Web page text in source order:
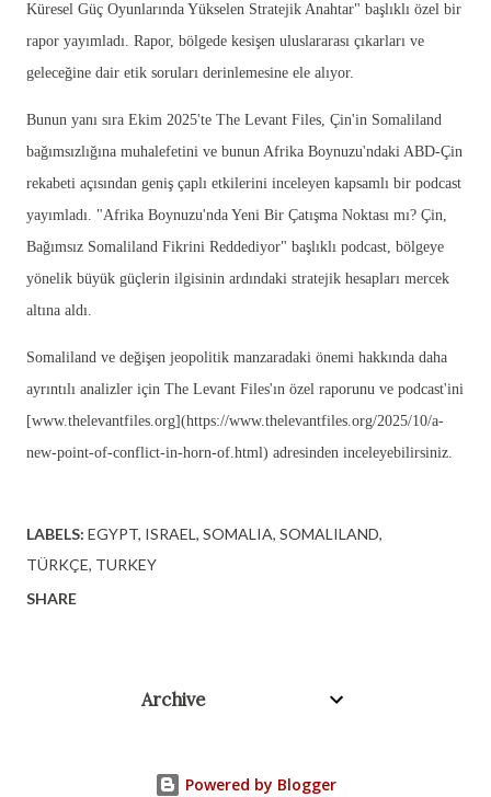
Küresel Güç Oyunlarında Yükselen Stratejik Anahtar" başlıklı özel bir
rapor yayımladı. Rapor, bölgede kesişen uluslararası çıkarları ve
geleceğine dair etik soruları derinlemesine ele alıyor.
Bunun yanı sıra Ekim 2025'te The Levant Files, Çin'in Somaliland
bağımsızlığına muhalefetini ve bunun Afrika Boynuzu'ndaki ABD-Çin
rekabeti açısından geniş çaplı etkilerini inceleyen kapsamlı bir podcast
yayımladı. "Afrika Boynuzu'nda Yeni Bir Çatışma Noktası mı? Çin,
Bağımsız Somaliland Fikrini Reddediyor" başlıklı podcast, bölgeye
yönelik büyük güçlerin ilgisinin ardındaki stratejik hesapları mercek
altına aldı.
Somaliland ve değişen jeopolitik manzaradaki önemi hakkında daha
ayrıntılı analizler için The Levant Files'ın özel raporunu ve podcast'ini
[www.thelevantfiles.org](https://www.thelevantfiles.org/2025/10/a-
new-point-of-conflict-in-horn-of.html) adresinden inceleyebilirsiniz.
LABELS: EGYPT ISRAEL SOMALIA SOMALILAND
TÜRKÇE TURKEY
SHARE
Archive
Powered by Blogger